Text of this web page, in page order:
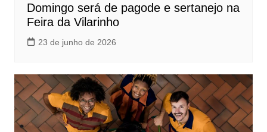
Domingo será de pagode e sertanejo na
Feira da Vilarinho
23 de junho de 2026